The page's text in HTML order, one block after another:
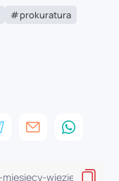
prokuratura